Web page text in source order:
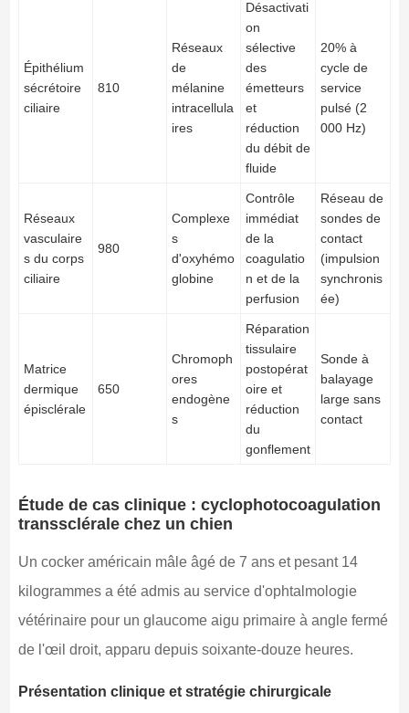
Épithélium
sécrétoire
ciliaire
810
Réseaux
de
mélanine
intracellula
ires
Désactivati
on
sélective
des
émetteurs
et
réduction
du débit de
fluide
20% à
cycle de
service
pulsé (2
000 Hz)
Réseaux
vasculaire
s du corps
ciliaire
980
Complexe
s
d'oxyhémo
globine
Contrôle
immédiat
de la
coagulatio
n et de la
perfusion
Réseau de
sondes de
contact
(impulsion
synchronis
ée)
Matrice
dermique
épisclérale
650
Chromoph
ores
endogène
s
Réparation
tissulaire
postopérat
oire et
réduction
du
gonflement
Sonde à
balayage
large sans
contact
Étude de cas clinique : cyclophotocoagulation
transsclérale chez un chien
Un cocker américain mâle âgé de 7 ans et pesant 14
kilogrammes a été admis au service d'ophtalmologie
vétérinaire pour un glaucome aigu primaire à angle fermé
de l'œil droit, apparu depuis soixante-douze heures.
Présentation clinique et stratégie chirurgicale